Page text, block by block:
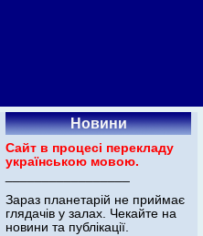
Новини
Сайт в процесі перекладу
українською мовою.
Зараз планетарій не приймає
глядачів у залах. Чекайте на
новини та публікації.